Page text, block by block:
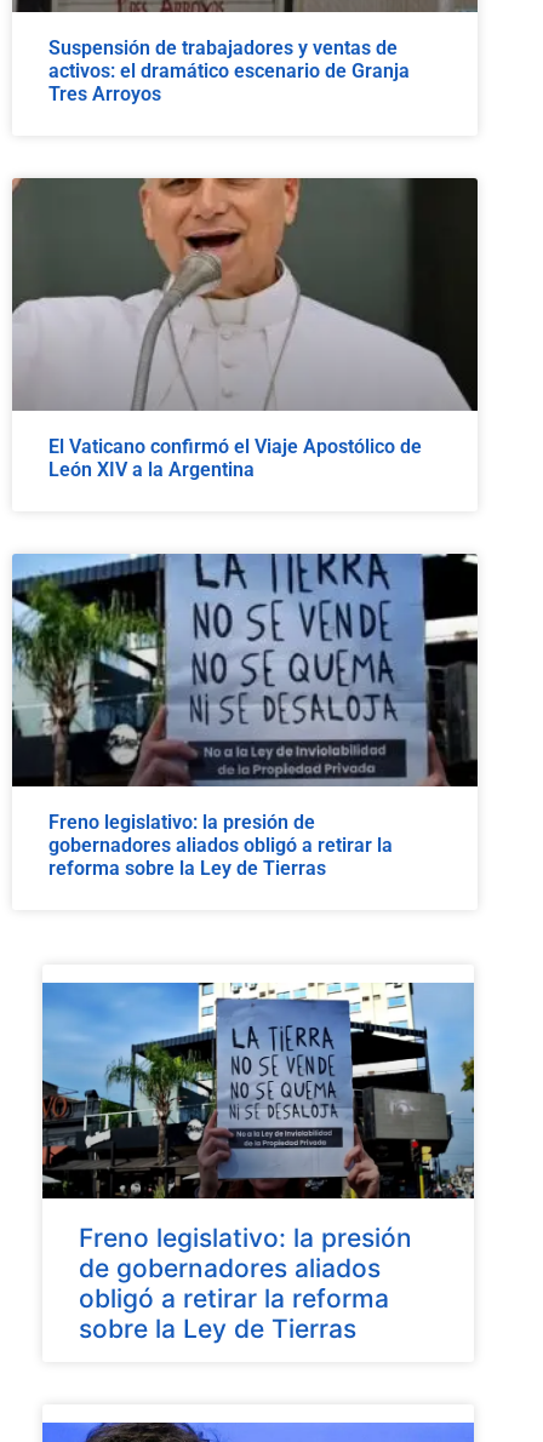
Suspensión de trabajadores y ventas de
activos: el dramático escenario de Granja
Tres Arroyos
El Vaticano confirmó el Viaje Apostólico de
León XIV a la Argentina
Freno legislativo: la presión de
gobernadores aliados obligó a retirar la
reforma sobre la Ley de Tierras
Freno legislativo: la presión
de gobernadores aliados
obligó a retirar la reforma
sobre la Ley de Tierras